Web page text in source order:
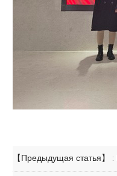
【Предыдущая статья】 :